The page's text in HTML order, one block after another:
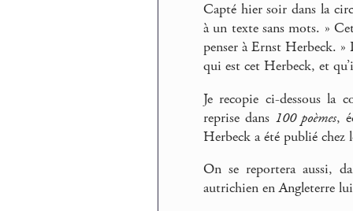
Capté hier soir dans la
à un texte sans mots. »
penser à Ernst Herbeck. »
qui est cet Herbeck, et
Je recopie ci-dessous la
reprise dans 100 poèmes,
Herbeck a été publié chez
On se reportera aussi,
autrichien en Angleterre